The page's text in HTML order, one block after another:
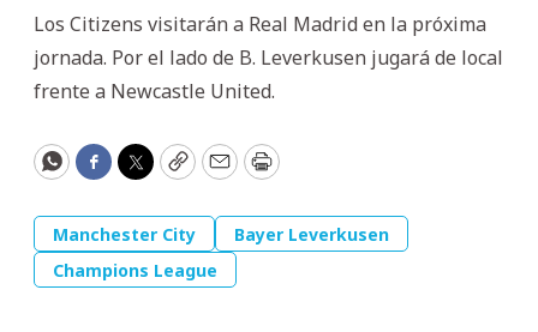
Los Citizens visitarán a Real Madrid en la próxima
jornada. Por el lado de B. Leverkusen jugará de local
frente a Newcastle United.
WhatsApp
Facebook
Twitter
CopyEmailPrint
Manchester City
Bayer Leverkusen
Champions League